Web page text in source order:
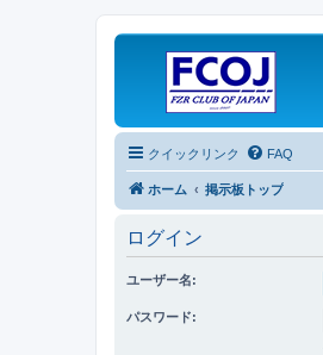
クイックリンク FAQ
ホーム 掲示板トップ
ログイン
ユーザー名:
パスワード: